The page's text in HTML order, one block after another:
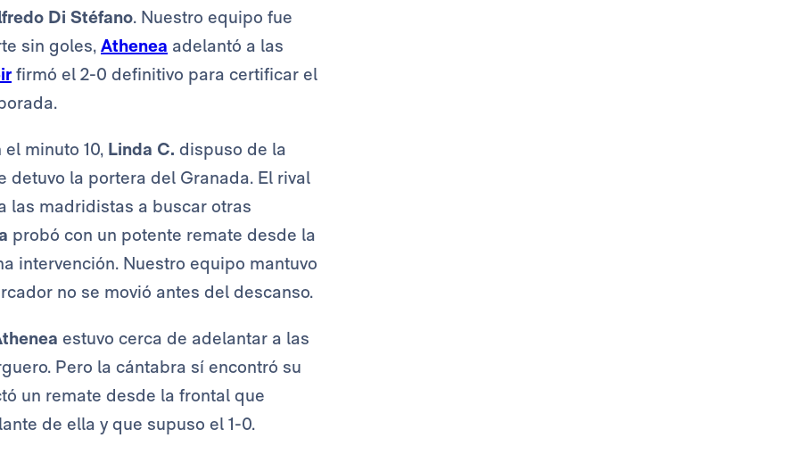
Di Stéfano. Nuestro equipo fue
sin goles, Athenea adelantó a las
firmó el 2-0 definitivo para certificar el
minuto 10, Linda C. dispuso de la
la portera del Granada. El rival
las madridistas a buscar otras
probó con un potente remate desde la
intervención. Nuestro equipo mantuvo
no se movió antes del descanso.
estuvo cerca de adelantar a las
Pero la cántabra sí encontró su
un remate desde la frontal que
de ella y que supuso el 1-0.